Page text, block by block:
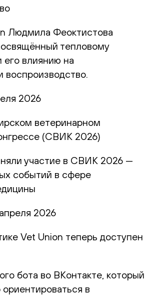
Людмила Феоктистова
тепловому
его влиянию на
воспроизводство.
2026
ветеринарном
(СВИК 2026)
участие в СВИК 2026 —
событий в сфере
2026
Vet Union теперь доступен
бота во ВКонтакте, который
в